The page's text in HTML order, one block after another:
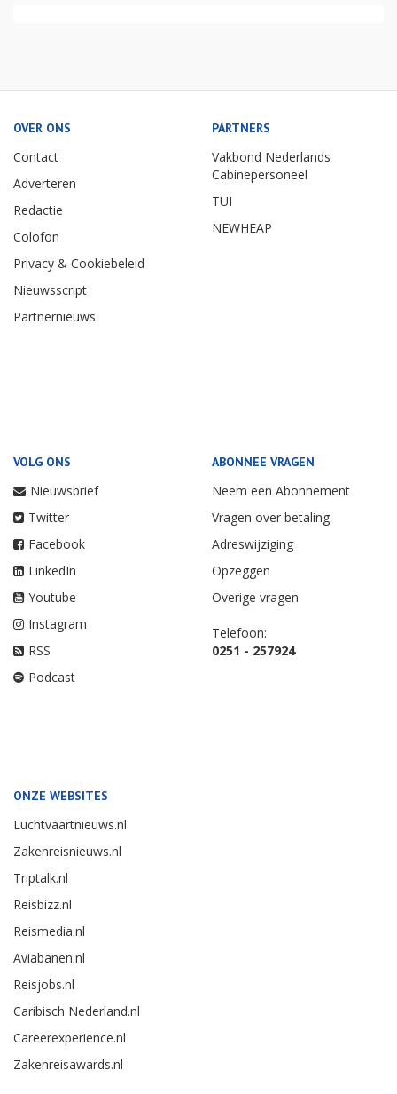
OVER ONS
Contact
Adverteren
Redactie
Colofon
Privacy & Cookiebeleid
Nieuwsscript
Partnernieuws
PARTNERS
Vakbond Nederlands
Cabinepersoneel
TUI
NEWHEAP
VOLG ONS
Nieuwsbrief
Twitter
Facebook
LinkedIn
Youtube
Instagram
RSS
Podcast
ABONNEE VRAGEN
Neem een Abonnement
Vragen over betaling
Adreswijziging
Opzeggen
Overige vragen
Telefoon:
0251 - 257924
ONZE WEBSITES
Luchtvaartnieuws.nl
Zakenreisnieuws.nl
Triptalk.nl
Reisbizz.nl
Reismedia.nl
Aviabanen.nl
Reisjobs.nl
Caribisch Nederland.nl
Careerexperience.nl
Zakenreisawards.nl